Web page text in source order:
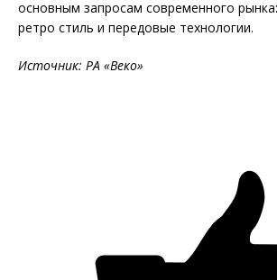
основным запросам современного
ретро стиль и передовые технологии.
Источник: РА «Веко»